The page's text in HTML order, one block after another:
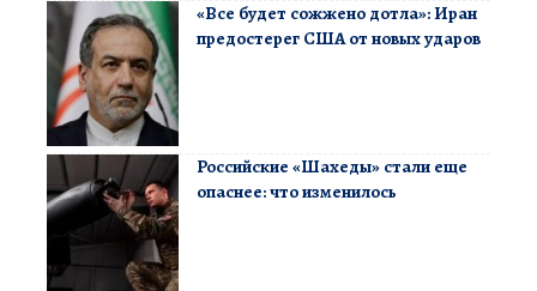
«Все будет сожжено дотла»: Иран
предостерег США от новых ударов
Российские «Шахеды» стали еще
опаснее: что изменилось